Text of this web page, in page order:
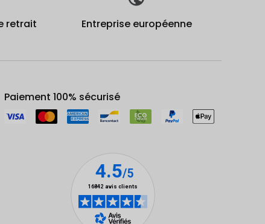
retrait Entreprise européenne
Paiement 100% sécurisé